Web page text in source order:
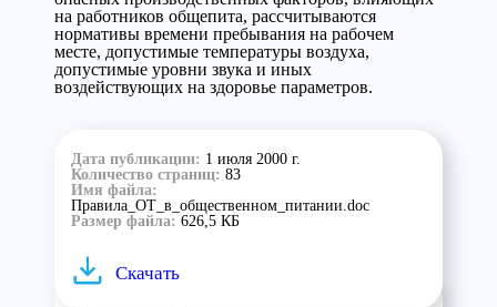
на работников общепита, рассчитываются
нормативы времени пребывания на рабочем
месте, допустимые температуры воздуха,
допустимые уровни звука и иных
воздействующих на здоровье параметров.
Дата публикации: 1 июля 2000 г.
Количество страниц: 83
Имя файла:
Правила_ОТ_в_общественном_питании.doc
Размер файла: 626,5 КБ
Скачать